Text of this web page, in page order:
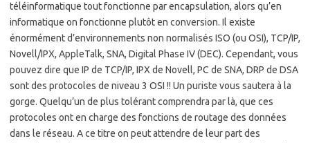
téléinformatique tout fonctionne par encapsulation, alors qu’en
informatique on fonctionne plutôt en conversion. Il existe
énormément d’environnements non normalisés ISO (ou OSI), TCP/IP,
Novell/IPX, AppleTalk, SNA, Digital Phase IV (DEC). Cependant, vous
pouvez dire que IP de TCP/IP, IPX de Novell, PC de SNA, DRP de DSA
sont des protocoles de niveau 3 OSI !! Un puriste vous sautera à la
gorge. Quelqu’un de plus tolérant comprendra par là, que ces
protocoles ont en charge des fonctions de routage des données
dans le réseau. A ce titre on peut attendre de leur part des